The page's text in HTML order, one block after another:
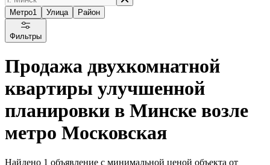
Метро1 Улица Район
Фильтры
Продажа двухкомнатной
квартиры улучшенной
планировки в Минске возле
метро Московская
Найдено 1 объявление с минимальной ценой объекта от